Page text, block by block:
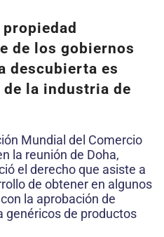
de los gobiernos
descubierta es
la industria de
Mundial del Comercio
la reunión de Doha,
el derecho que asiste a
de obtener en algunos
la aprobación de
genéricos de productos